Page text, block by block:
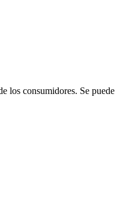
los consumidores. Se puede